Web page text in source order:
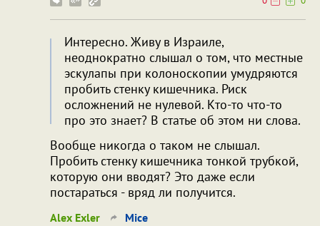
Интересно. Живу в Израиле,
неоднократно слышал о том, что местные
эскулапы при колоноскопии умудряются
пробить стенку кишечника. Риск
осложнений не нулевой. Кто-то что-то
про это знает? В статье об этом ни слова.
Вообще никогда о таком не слышал.
Пробить стенку кишечника тонкой трубкой,
которую они вводят? Это даже если
постараться - вряд ли получится.
Alex Exler Mice